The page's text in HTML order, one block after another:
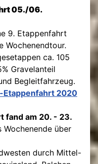
05./06.
9. Etappenfahrt
Wochenendtour.
ca. 105
Gravelanteil
Begleitfahrzeug.
Etappenfahrt 2020
fand am 20. - 23.
Wochenende über
durch Mittel-